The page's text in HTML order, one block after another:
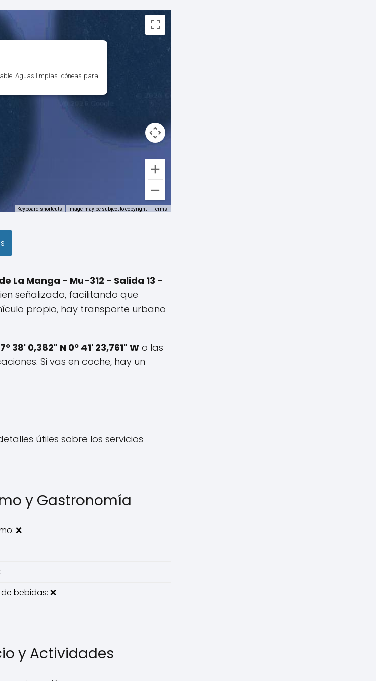
Aguas limpias idóneas para
Keyboard shortcuts Image may be subject to copyright Terms
La Manga - Mu-312 - Salida 13 -
señalizado, facilitando que
propio, hay transporte urbano
38' 0,382" N 0º 41' 23,761" W o las
Si vas en coche, hay un
útiles sobre los servicios
y Gastronomía
❌
bebidas: ❌
y Actividades